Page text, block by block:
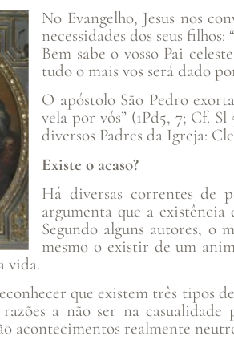
No Evangelho, Jesus nos
necessidades dos seus
Bem sabe o vosso Pai
tudo o mais vos será dado
O apóstolo São Pedro
vela por vós” (1Pd5, 7; Cf.
diversos Padres da Igreja:
Existe o acaso?
Há diversas correntes de
argumenta que a
Segundo alguns autores, o
mesmo o existir de um
vida.
que existem três tipos
a não ser na
acontecimentos realmente